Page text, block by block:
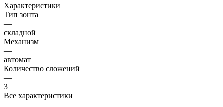
Характеристики
Тип зонта
—
складной
Механизм
—
автомат
Количество сложений
—
3
Все характеристики